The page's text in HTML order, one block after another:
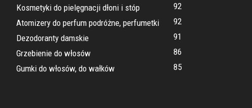
Kosmetyki do pielęgnacji dłoni i stóp
92
Atomizery do perfum podróżne, perfumetki
92
Dezodoranty damskie
91
Grzebienie do włosów
86
Gumki do włosów, do wałków
85